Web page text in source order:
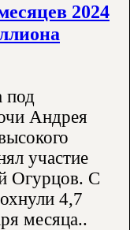
2024
под
Андрея
участие
Огурцов. С
4,7
месяца..